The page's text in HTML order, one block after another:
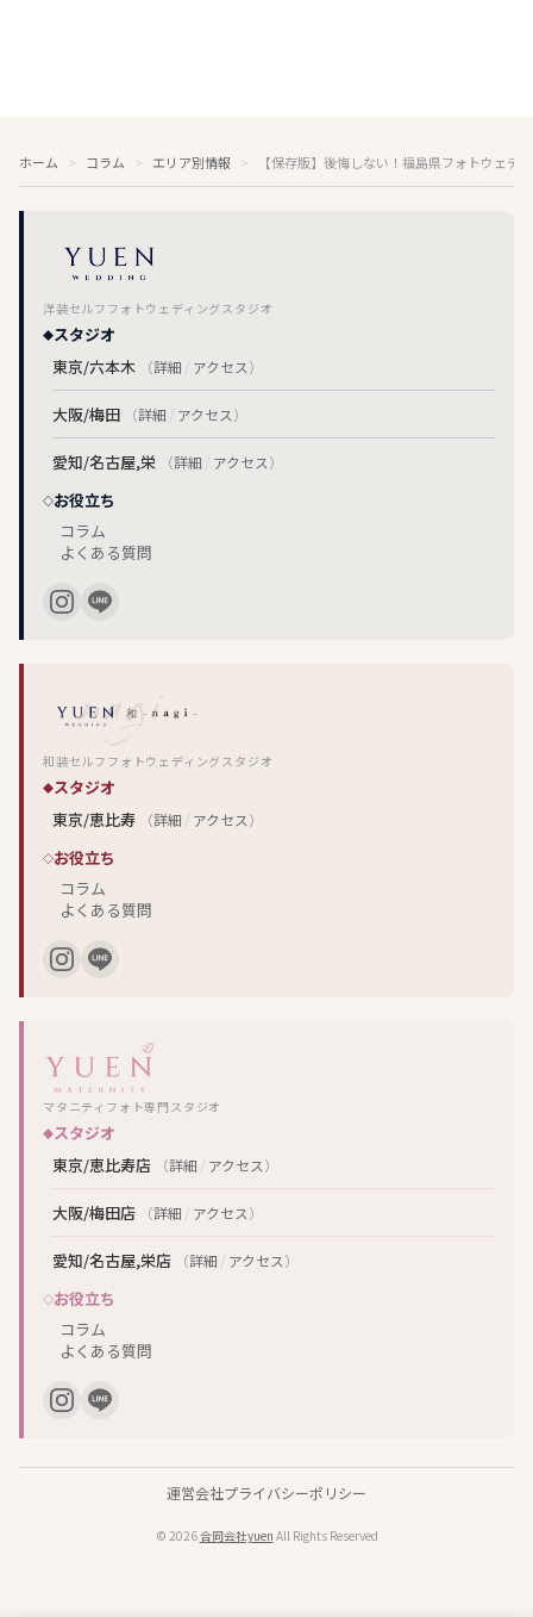
ホーム コラム エリア別情報 【保存版】後悔しない！福島県フォトウェデ
洋装セルフフォトウェディングスタジオ
スタジオ
東京/六本木
（詳細 / アクセス）
大阪/梅田 （詳細 / アクセス）
愛知/名古屋,栄 （詳細 / アクセス）
お役立ち
コラム
よくある質問
和装セルフフォトウェディングスタジオ
スタジオ
東京/恵比寿
（詳細 / アクセス）
お役立ち
コラム
よくある質問
マタニティフォト専門スタジオ
スタジオ
東京/恵比寿店
（詳細 / アクセス）
大阪/梅田店 （詳細 / アクセス）
愛知/名古屋,栄店 （詳細 / アクセス）
お役立ち
コラム
よくある質問
運営会社プライバシーポリシー
© 2026合同会社yuen All Rights Reserved